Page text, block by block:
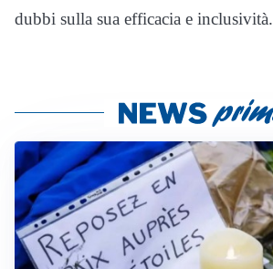
dubbi sulla sua efficacia e inclusività.